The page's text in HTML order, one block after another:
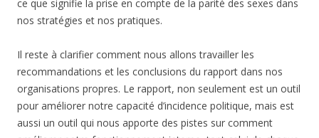
ce que signifie la prise en compte de la parité des sexes dans
nos stratégies et nos pratiques.
Il reste à clarifier comment nous allons travailler les
recommandations et les conclusions du rapport dans nos
organisations propres. Le rapport, non seulement est un outil
pour améliorer notre capacité d’incidence politique, mais est
aussi un outil qui nous apporte des pistes sur comment